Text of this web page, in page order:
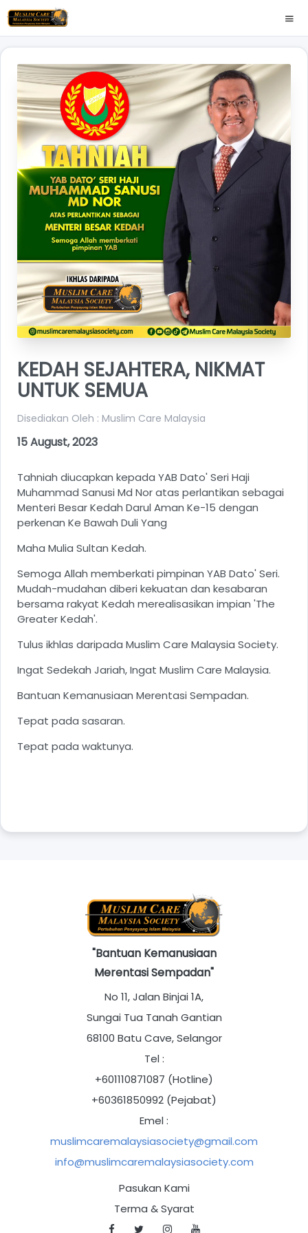
KEDAH SEJAHTERA, NIKMAT
UNTUK SEMUA
Disediakan Oleh : Muslim Care Malaysia
15 August, 2023
Tahniah diucapkan kepada YAB Dato' Seri Haji
Muhammad Sanusi Md Nor atas perlantikan sebagai
Menteri Besar Kedah Darul Aman Ke-15 dengan
perkenan Ke Bawah Duli Yang
Maha Mulia Sultan Kedah.
Semoga Allah memberkati pimpinan YAB Dato' Seri.
Mudah-mudahan diberi kekuatan dan kesabaran
bersama rakyat Kedah merealisasikan impian 'The
Greater Kedah'.
Tulus ikhlas daripada Muslim Care Malaysia Society.
Ingat Sedekah Jariah, Ingat Muslim Care Malaysia.
Bantuan Kemanusiaan Merentasi Sempadan.
Tepat pada sasaran.
Tepat pada waktunya.
"Bantuan Kemanusiaan
Merentasi Sempadan"
No 11, Jalan Binjai 1A,
Sungai Tua Tanah Gantian
68100 Batu Cave, Selangor
Tel :
+601110871087 (Hotline)
+60361850992 (Pejabat)
Emel :
muslimcaremalaysiasociety@gmail.com
info@muslimcaremalaysiasociety.com
Pasukan Kami
Terma & Syarat